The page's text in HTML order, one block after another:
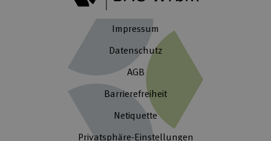
Impressum
Datenschutz
AGB
Barrierefreiheit
Netiquette
Privatsphäre-Einstellungen